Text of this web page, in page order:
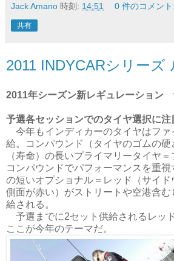
Jack Amano 時刻: 14:51 0 件のコメント:
共有
2011 INDYCARシリーズ
2011年シーズン新レギュレーション
予選各セッションでのタイヤ選択に注
今年もインディカーのタイヤはファ
給。コンパウンド（タイヤのゴムの硬
（寿命）の長いプライマリータイヤ
コンパウンドでパフォーマンスを重
の短いオプショナル＝レッド（サイ
側面が赤い）がストリートや空港含
給される。
予選までに2セット供給されるレッ
ここが今年のテーマだ。